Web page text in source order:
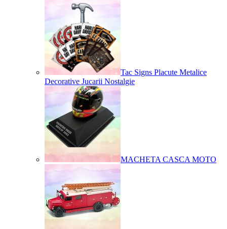
Tac Signs Placute Metalice
Decorative Jucarii Nostalgie
MACHETA CASCA MOTO